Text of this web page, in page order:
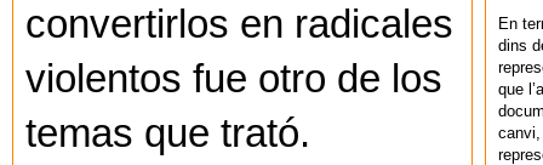
convertirlos en radicales
violentos fue otro de los
temas que trató.
En
dins
que
canvi,